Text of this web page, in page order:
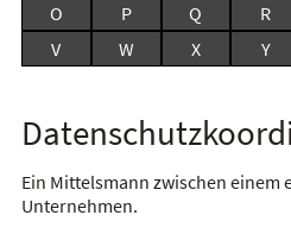
O
P Q R
V
W X Y
Ein Mittelsmann zwischen einem
Unternehmen.